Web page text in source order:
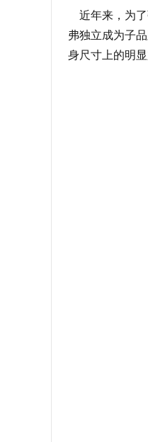
近年来，为了
弗独立成为子
身尺寸上的明